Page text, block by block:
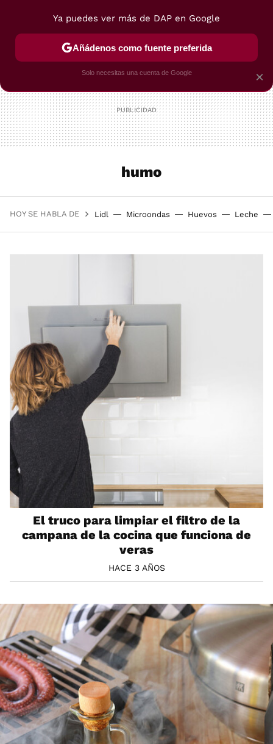
POSTRES VIAJES SELECCIÓN VEGUI
humo
HOY SE HABLA DE Lidl Microondas Huevos Leche
El truco para limpiar el filtro de la
campana de la cocina que funciona de
veras
HACE 3 AÑOS
×
Ya puedes ver más de DAP en Google
Añádenos como fuente preferida
Solo necesitas una cuenta de Google